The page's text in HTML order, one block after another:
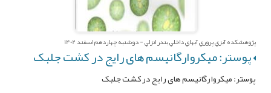
پژوهشکده آبزي پروري آبهاي داخلي بندر انزلي - دوشنبه چهاردهم اسفند 1402
پوستر: میکروارگانیسم های رایج در کشت جلبک
پوستر: میکروارگانیسم های رایج در کشت جلبک